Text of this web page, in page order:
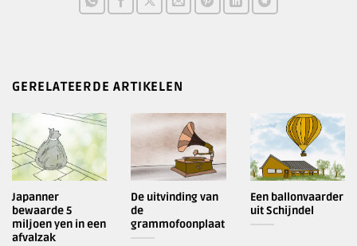
GERELATEERDE ARTIKELEN
Japanner
bewaarde 5
miljoen yen in een
afvalzak
De uitvinding van
de
grammofoonplaat
Een ballonvaarder
uit Schijndel